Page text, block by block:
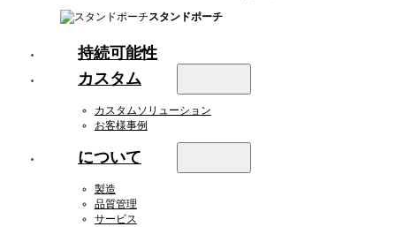
スタンドポーチ
持続可能性
カスタム
カスタムソリューション
お客様事例
について
製造
品質管理
サービス